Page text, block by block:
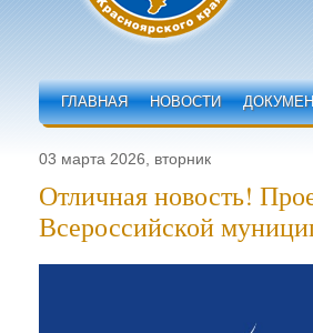
ГЛАВНАЯ НОВОСТИ
03 марта 2026, вторник
Отличная новость!
Всероссийской